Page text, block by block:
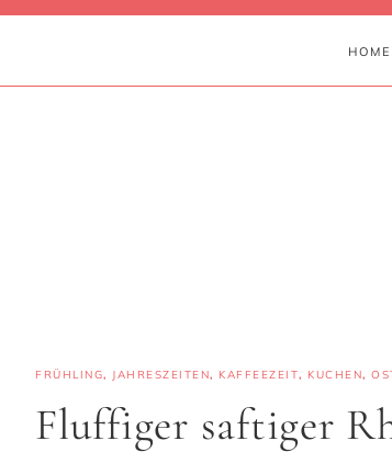
HOME
FRÜHLING, JAHRESZEITEN, KAFFEEZEIT, KUCHEN,
Fluffiger saftiger